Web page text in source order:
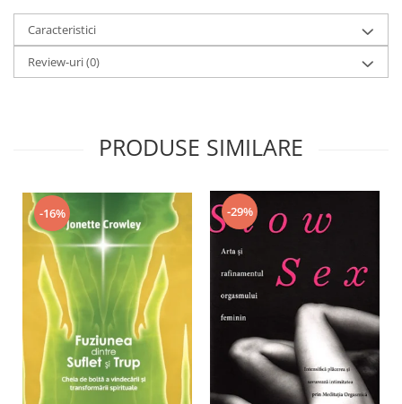
Caracteristici
Review-uri(0)
PRODUSE SIMILARE
-16% -29%